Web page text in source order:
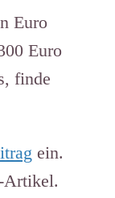
Euro
Euro
finde
ein.
Artikel.